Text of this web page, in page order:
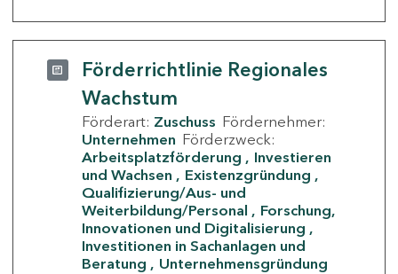
Förderrichtlinie Regionales
Wachstum
Förderart: Zuschuss Fördernehmer:
Unternehmen Förderzweck:
Arbeitsplatzförderung
Investieren
und Wachsen
Existenzgründung
Qualifizierung/Aus- und
Weiterbildung/Personal
Forschung,
Innovationen und Digitalisierung
Investitionen in Sachanlagen und
Beratung
Unternehmensgründung